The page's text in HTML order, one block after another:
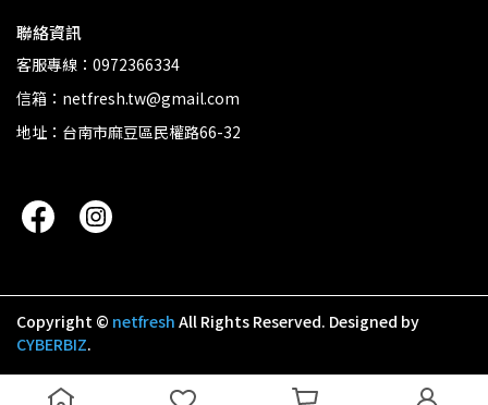
聯絡資訊
客服專線：0972366334
信箱：netfresh.tw@gmail.com
地址：台南市麻豆區民權路66-32
Copyright © netfresh All Rights Reserved. Designed by
CYBERBIZ.